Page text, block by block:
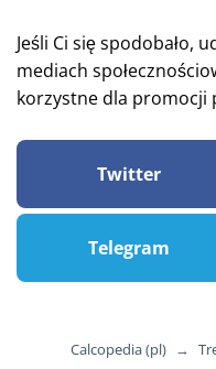
Jeśli Ci się spodobało,
mediach
korzystne dla promocji
Twitter
Telegram
Calcopedia (pl) →